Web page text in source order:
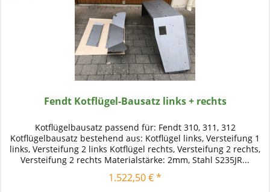
Fendt Kotflügel-Bausatz links + rechts
Kotflügelbausatz passend für: Fendt 310, 311, 312
Kotflügelbausatz bestehend aus: Kotflügel links, Versteifung 1
links, Versteifung 2 links Kotflügel rechts, Versteifung 2 rechts,
Versteifung 2 rechts Materialstärke: 2mm, Stahl S235JR...
1.522,50 € *